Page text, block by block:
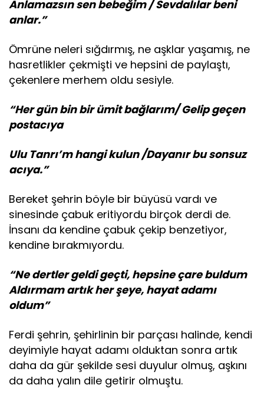
Anlamazsın sen bebeğim / Sevdalılar beni
anlar.”
Ömrüne neleri sığdırmış, ne aşklar yaşamış, ne
hasretlikler çekmişti ve hepsini de paylaştı,
çekenlere merhem oldu sesiyle.
“Her gün bin bir ümit bağlarım/ Gelip geçen
postacıya
Ulu Tanrı’m hangi kulun /Dayanır bu sonsuz
acıya.”
Bereket şehrin böyle bir büyüsü vardı ve
sinesinde çabuk eritiyordu birçok derdi de.
İnsanı da kendine çabuk çekip benzetiyor,
kendine bırakmıyordu.
“Ne dertler geldi geçti, hepsine çare buldum
Aldırmam artık her şeye, hayat adamı
oldum”
Ferdi şehrin, şehirlinin bir parçası halinde, kendi
deyimiyle hayat adamı olduktan sonra artık
daha da gür şekilde sesi duyulur olmuş, aşkını
da daha yalın dile getirir olmuştu.